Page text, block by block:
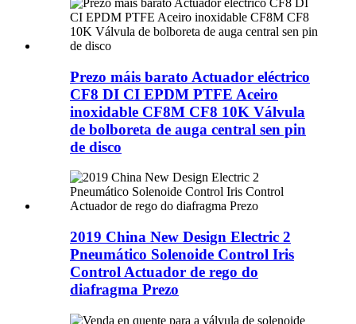
Prezo máis barato Actuador eléctrico
CF8 DI CI EPDM PTFE Aceiro
inoxidable CF8M CF8 10K Válvula
de bolboreta de auga central sen pin
de disco
2019 China New Design Electric 2
Pneumático Solenoide Control Iris
Control Actuador de rego do
diafragma Prezo